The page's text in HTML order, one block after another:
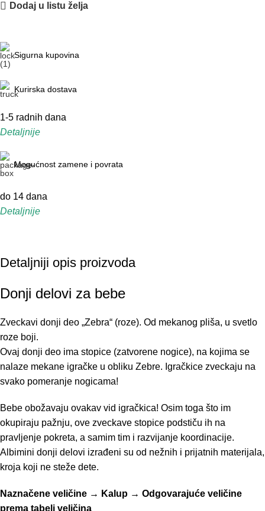
Dodaj u listu želja
Sigurna kupovina
Kurirska dostava
1-5 radnih dana
Detaljnije
Mogućnost zamene i povrata
do 14 dana
Detaljnije
Detaljniji opis proizvoda
Donji delovi za bebe
Zveckavi donji deo „Zebra“ (roze). Od mekanog pliša, u svetlo
roze boji.
Ovaj donji deo ima stopice (zatvorene nogice), na kojima se
nalaze mekane igračke u obliku Zebre. Igračkice zveckaju na
svako pomeranje nogicama!
Bebe obožavaju ovakav vid igračkica! Osim toga što im
okupiraju pažnju, ove zveckave stopice podstiču ih na
pravljenje pokreta, a samim tim i razvijanje koordinacije.
Albimini donji delovi izrađeni su od nežnih i prijatnih materijala,
kroja koji ne steže dete.
Naznačene veličine → Kalup → Odgovarajuće veličine
prema tabeli veličina